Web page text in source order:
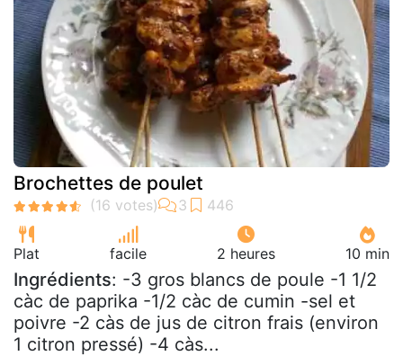
Brochettes de poulet
Plat facile 2 heures 10 min
Ingrédients: -3 gros blancs de poule -1 1/2
càc de paprika -1/2 càc de cumin -sel et
poivre -2 càs de jus de citron frais (environ
1 citron pressé) -4 càs...